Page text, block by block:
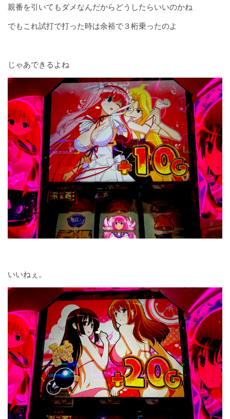
親番を引いてもダメなんだからどうしたらいいのかね
でもこれ試打で打った時は余裕で３桁乗ったのよ
じゃあできるよね
いいねぇ。